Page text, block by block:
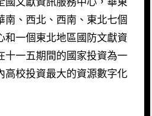
南、西北、西南、東北七個
和一個東北地區國防文獻資
十一五期間的國家投資為一
高校投資最大的資源數字化